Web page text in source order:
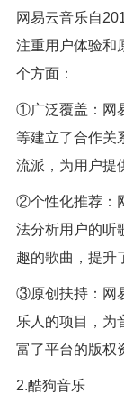
网易云音乐自
注重用户体验和
个方面：
①广泛覆盖：网
等建立了合作关
流派，为用户提
②个性化推荐：
法分析用户的听
趣的歌曲，提升
③原创扶持：网
乐人的项目，为
富了平台的版权
2.酷狗音乐